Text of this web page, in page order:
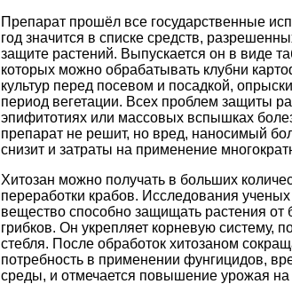
Препарат прошёл все государственные
год значится в списке средств,
защите растений. Выпускается он в виде
которых можно обрабатывать клубни
культур перед посевом и посадкой,
период вегетации. Всех проблем защиты
эпифитотиях или массовых вспышках
препарат не решит, но вред, наносимый
снизит и затраты на применение
Хитозан можно получать в больших
переработки крабов. Исследования ученых
вещество способно защищать растения от
грибков. Он укрепляет корневую систему,
стебля. После обработок хитозаном
потребность в применении фунгицидов,
среды, и отмечается повышение урожая на